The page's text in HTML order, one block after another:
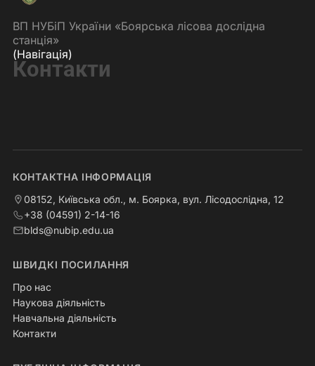
ВП НУБіП України «Боярська лісова дослідна
станція»
(Навігація)
Контакти
КОНТАКТНА ІНФОРМАЦІЯ
08152, Київська обл., м. Боярка, вул. Лісодослідна, 12
+38 (04591) 2-14-16
blds@nubip.edu.ua
ШВИДКІ ПОСИЛАННЯ
Про нас
Наукова діяльність
Навчальна діяльність
Контакти